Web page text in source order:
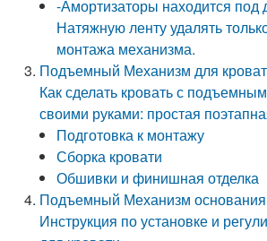
-Амортизаторы находится под
Натяжную ленту удалять
монтажа механизма.
Подъемный Механизм для
Как сделать кровать с
своими руками: простая
Подготовка к монтажу
Сборка кровати
Обшивки и финишная отделка
Подъемный Механизм основания
Инструкция по установке и